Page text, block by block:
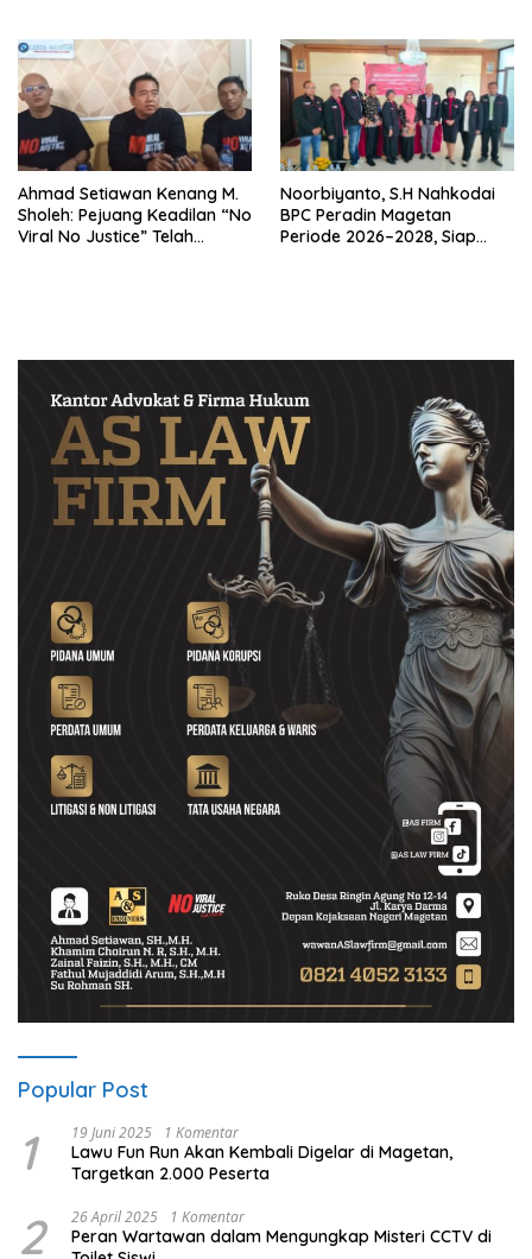
Ahmad Setiawan Kenang M.
Sholeh: Pejuang Keadilan “No
Viral No Justice” Telah
Noorbiyanto, S.H Nahkodai
BPC Peradin Magetan
Periode 2026–2028, Siap
Popular Post
1 19 Juni 2025 1 Komentar
Lawu Fun Run Akan Kembali Digelar di Magetan,
Targetkan 2.000 Peserta
2 26 April 2025 1 Komentar
Peran Wartawan dalam Mengungkap Misteri CCTV di